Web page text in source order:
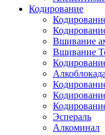
Кодирование
Вшивание
Вшивание
Алкоблокада
Эспераль
Алкоминал